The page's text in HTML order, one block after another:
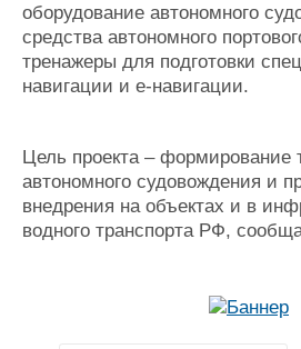
оборудование автономного
средства автономного
тренажеры для подготовки
навигации и е-навигации.
Цель проекта – формирование
автономного судовождения и
внедрения на объектах и в
водного транспорта РФ,